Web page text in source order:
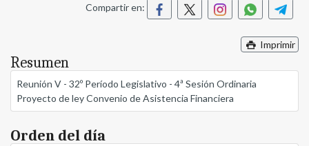
Compartir en:
Imprimir
Resumen
Reunión V - 32º Período Legislativo - 4ª Sesión Ordinaria
Proyecto de ley Convenio de Asistencia Financiera
Orden del día